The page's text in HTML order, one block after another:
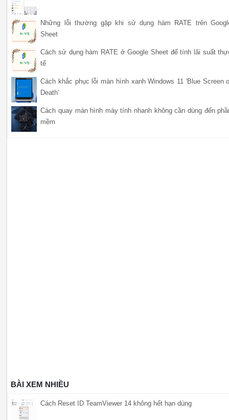
Những lỗi thường gặp khi sử dụng hàm RATE trên
Sheet
Cách sử dụng hàm RATE ở Google Sheet để tính lãi suất
tế
Cách khắc phục lỗi màn hình xanh Windows 11 'Blue Screen
Death'
Cách quay màn hình máy tính nhanh không cần dùng đến
mềm
BÀI XEM NHIỀU
Cách Reset ID TeamViewer 14 không hết hạn dùng